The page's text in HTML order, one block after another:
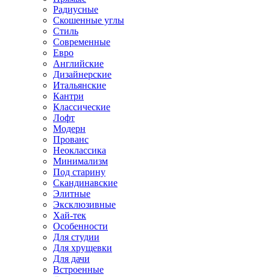
Радиусные
Скошенные углы
Стиль
Современные
Евро
Английские
Дизайнерские
Итальянские
Кантри
Классические
Лофт
Модерн
Прованс
Неоклассика
Минимализм
Под старину
Скандинавские
Элитные
Эксклюзивные
Хай-тек
Особенности
Для студии
Для хрущевки
Для дачи
Встроенные